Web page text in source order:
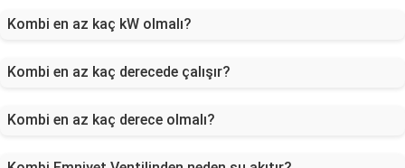
Kombi en az kaç kW olmalı?
Kombi en az kaç derecede çalışır?
Kombi en az kaç derece olmalı?